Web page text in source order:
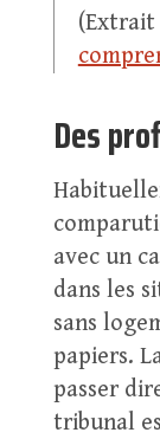
(Extrait
Des
avec un
dans les
sans
papiers.
passer
tribunal